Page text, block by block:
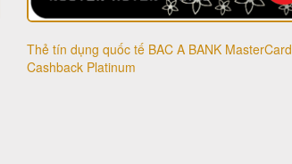
Thẻ tín dụng quốc tế BAC A BANK MasterCard
Cashback Platinum